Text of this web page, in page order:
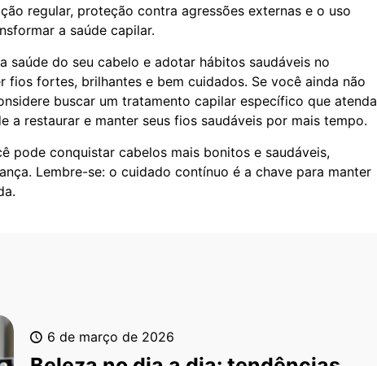
regular, proteção contra agressões externas e o uso
a saúde capilar.
saúde do seu cabelo e adotar hábitos saudáveis no
fios fortes, brilhantes e bem cuidados. Se você ainda não
buscar um tratamento capilar específico que atenda
a restaurar e manter seus fios saudáveis por mais tempo.
pode conquistar cabelos mais bonitos e saudáveis,
Lembre-se: o cuidado contínuo é a chave para manter
6 de março de 2026